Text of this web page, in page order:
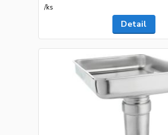
/ks
Detail